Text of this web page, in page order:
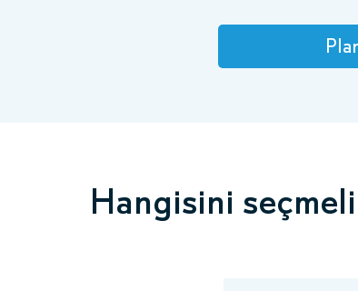
Hangisini